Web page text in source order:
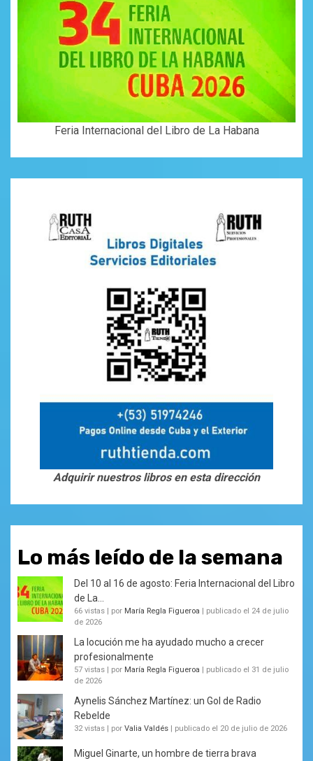
Feria Internacional del Libro de La Habana
Adquirir nuestros libros en esta dirección
Lo más leído de la semana
Del 10 al 16 de agosto: Feria Internacional del Libro
de La...
66 vistas por María Regla Figueroa
publicado el 24 de julio
de 2026
La locución me ha ayudado mucho a crecer
profesionalmente
57 vistas por María Regla Figueroa
publicado el 31 de julio
de 2026
Aynelis Sánchez Martínez: un Gol de Radio
Rebelde
32 vistas por Valia Valdés publicado el 20 de julio de 2026
Miguel Ginarte, un hombre de tierra brava